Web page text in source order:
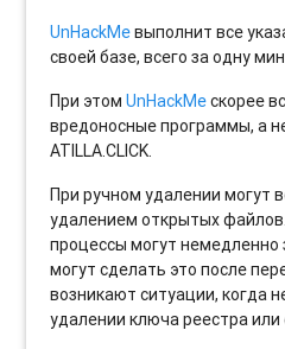
UnHackMeвыполнит все
своей базе, всего за одну
При этомUnHackMeскорее
вредоносные программы, а
ATILLA.CLICK.
При ручном удалении могут
удалением открытых
процессы могут немедленно
могут сделать это после
возникают ситуации, когда
удалении ключа реестра